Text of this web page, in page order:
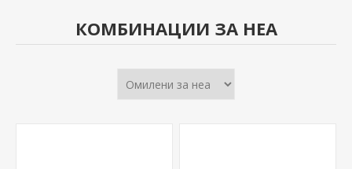
КОМБИНАЦИИ ЗА НЕА